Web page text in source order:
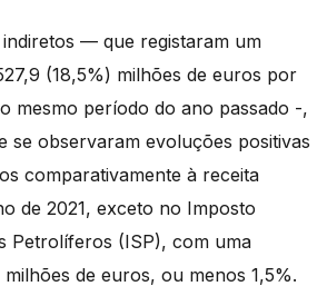
— que registaram um
(18,5%) milhões de euros por
mesmo período do ano passado -,
se observaram evoluções positivas
comparativamente à receita
de 2021, exceto no Imposto
Petrolíferos (ISP), com uma
milhões de euros, ou menos 1,5%.